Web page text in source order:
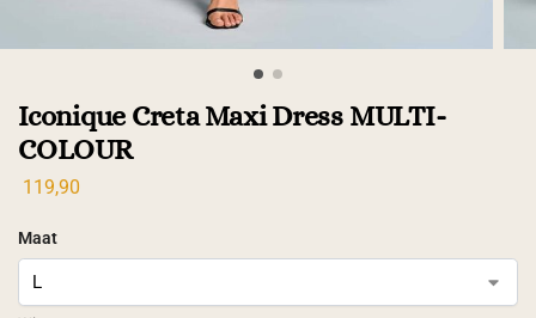
Iconique Creta Maxi Dress MULTI-
COLOUR
119,90
Maat